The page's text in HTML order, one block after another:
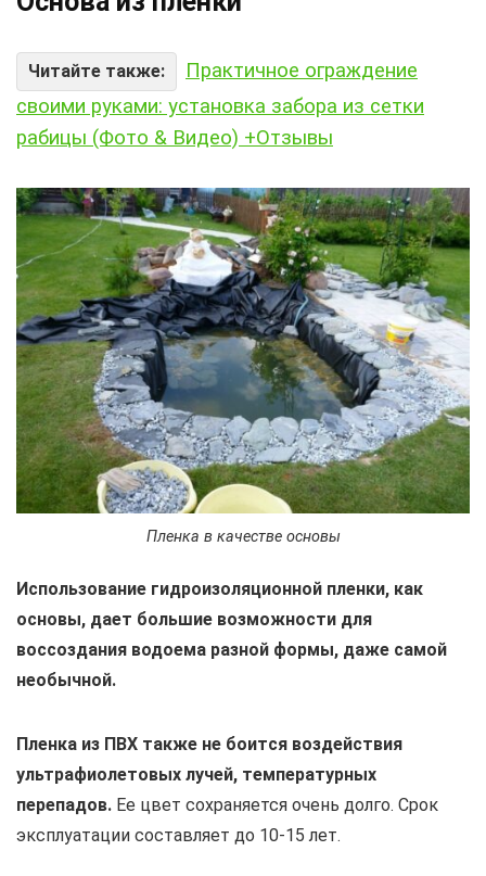
Читайте также:
Практичное ограждение
своими руками: установка забора из сетки
рабицы (Фото & Видео) +Отзывы
Пленка в качестве основы
Использование гидроизоляционной пленки, как
основы, дает большие возможности для
воссоздания водоема разной формы, даже самой
необычной.
Пленка из ПВХ также не боится воздействия
ультрафиолетовых лучей, температурных
перепадов. Ее цвет сохраняется очень долго. Срок
эксплуатации составляет до 10-15 лет.